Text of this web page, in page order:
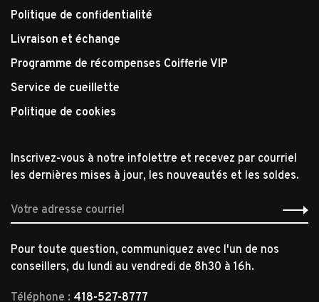
Politique de confidentialité
Livraison et échange
Programme de récompenses Coifferie VIP
Service de cueillette
Politique de cookies
Inscrivez-vous à notre infolettre et recevez par courriel
les dernières mises à jour, les nouveautés et les soldes.
Pour toute question, communiquez avec l'un de nos
conseillers, du lundi au vendredi de 8h30 à 16h.
Téléphone : 418-527-8777